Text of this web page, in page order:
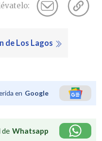
de Los Lagos
en Google
de Whatsapp